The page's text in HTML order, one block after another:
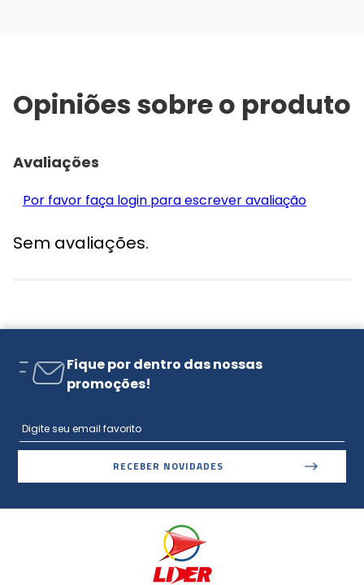
Opiniões sobre o produto
Avaliações
Por favor faça login para escrever avaliação
Sem avaliações.
Fique por dentro das nossas
promoções!
RECEBER NOVIDADES